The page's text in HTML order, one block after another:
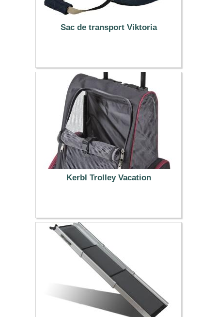
Sac de transport Viktoria
20.99 €
Kerbl Trolley Vacation
39.99 €